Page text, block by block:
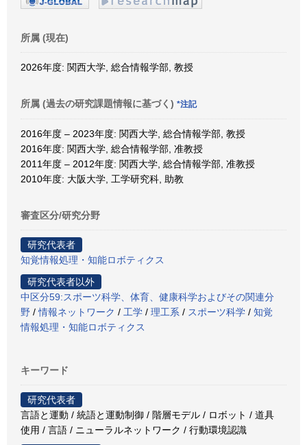
所属 (現在)
2026年度: 関西大学, 総合情報学部, 教授
所属 (過去の研究課題情報に基づく) *注記
2016年度 – 2023年度: 関西大学, 総合情報学部, 教授
2016年度: 関西大学, 総合情報学部, 准教授
2011年度 – 2012年度: 関西大学, 総合情報学部, 准教授
2010年度: 大阪大学, 工学研究科, 助教
審査区分/研究分野
研究代表者
知覚情報処理・知能ロボティクス
研究代表者以外
中区分59:スポーツ科学、体育、健康科学およびその関連分
野 /情報ネットワーク / 工学 / 理工系 / スポーツ科学 / 知覚
情報処理・知能ロボティクス
キーワード
研究代表者
言語と運動 / 統語と運動制御 / 階層モデル / ロボット / 道具
使用 / 言語 / ニューラルネットワーク / 行動環境認識